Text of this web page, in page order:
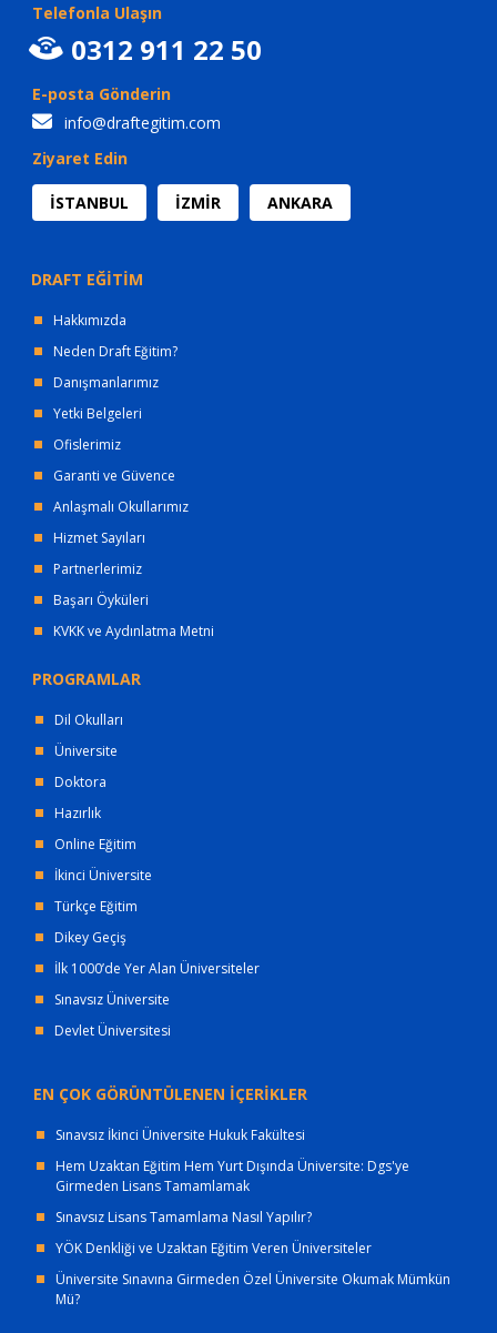
Telefonla Ulaşın
0312 911 22 50
E-posta Gönderin
info@draftegitim.com
Ziyaret Edin
İSTANBUL İZMİR ANKARA
DRAFT EĞİTİM
Hakkımızda
Neden Draft Eğitim?
Danışmanlarımız
Yetki Belgeleri
Ofislerimiz
Garanti ve Güvence
Anlaşmalı Okullarımız
Hizmet Sayıları
Partnerlerimiz
Başarı Öyküleri
KVKK ve Aydınlatma Metni
PROGRAMLAR
Dil Okulları
Üniversite
Doktora
Hazırlık
Online Eğitim
İkinci Üniversite
Türkçe Eğitim
Dikey Geçiş
İlk 1000’de Yer Alan Üniversiteler
Sınavsız Üniversite
Devlet Üniversitesi
EN ÇOK GÖRÜNTÜLENEN İÇERİKLER
Sınavsız İkinci Üniversite Hukuk Fakültesi
Hem Uzaktan Eğitim Hem Yurt Dışında Üniversite: Dgs'ye
Girmeden Lisans Tamamlamak
Sınavsız Lisans Tamamlama Nasıl Yapılır?
YÖK Denkliği ve Uzaktan Eğitim Veren Üniversiteler
Üniversite Sınavına Girmeden Özel Üniversite Okumak Mümkün
Mü?